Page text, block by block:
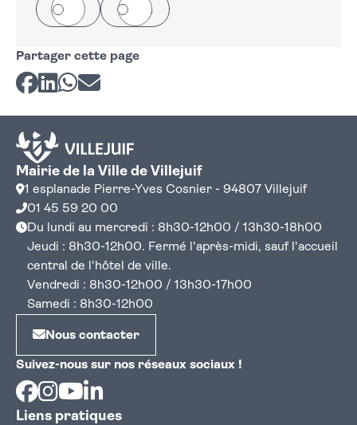
Oui Non
Partager cette page
Partager sur Facebook
Partager sur LinkedIn
Partager sur Whatsapp
Partager par courriel
Mairie de la Ville de Villejuif
1 esplanade Pierre-Yves Cosnier - 94807 Villejuif
01 45 59 20 00
Du lundi au mercredi : 8h30-12h00 / 13h30-18h00
Jeudi : 8h30-12h00. Fermé l'après-midi, sauf l'accueil
central de l'hôtel de ville.
Vendredi : 8h30-12h00 / 13h30-17h00
Samedi : 8h30-12h00
Nous contacter
Suivez-nous sur nos réseaux sociaux !
Facebook
Instagram
Youtube
Liens pratiques